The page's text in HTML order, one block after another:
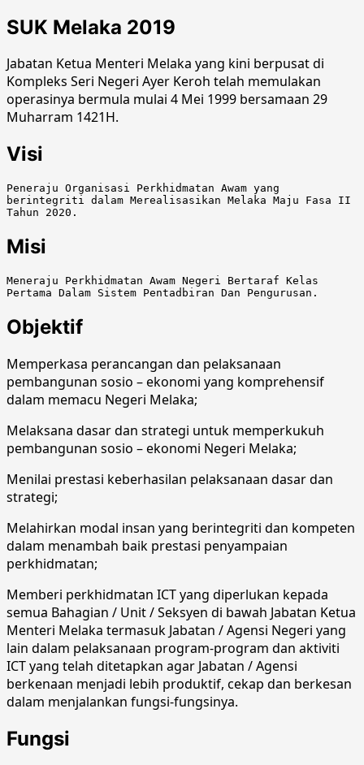
SUK Melaka 2019
Jabatan Ketua Menteri Melaka yang kini berpusat di
Kompleks Seri Negeri Ayer Keroh telah memulakan
operasinya bermula mulai 4 Mei 1999 bersamaan 29
Muharram 1421H.
Visi
Peneraju Organisasi Perkhidmatan Awam yang
berintegriti dalam Merealisasikan Melaka Maju Fasa II
Tahun 2020.
Misi
Meneraju Perkhidmatan Awam Negeri Bertaraf Kelas
Pertama Dalam Sistem Pentadbiran Dan Pengurusan.
Objektif
Memperkasa perancangan dan pelaksanaan
pembangunan sosio – ekonomi yang komprehensif
dalam memacu Negeri Melaka;
Melaksana dasar dan strategi untuk memperkukuh
pembangunan sosio – ekonomi Negeri Melaka;
Menilai prestasi keberhasilan pelaksanaan dasar dan
strategi;
Melahirkan modal insan yang berintegriti dan kompeten
dalam menambah baik prestasi penyampaian
perkhidmatan;
Memberi perkhidmatan ICT yang diperlukan kepada
semua Bahagian / Unit / Seksyen di bawah Jabatan Ketua
Menteri Melaka termasuk Jabatan / Agensi Negeri yang
lain dalam pelaksanaan program-program dan aktiviti
ICT yang telah ditetapkan agar Jabatan / Agensi
berkenaan menjadi lebih produktif, cekap dan berkesan
dalam menjalankan fungsi-fungsinya.
Fungsi